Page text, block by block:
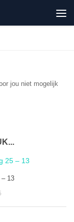
jou niet mogelijk
– 13